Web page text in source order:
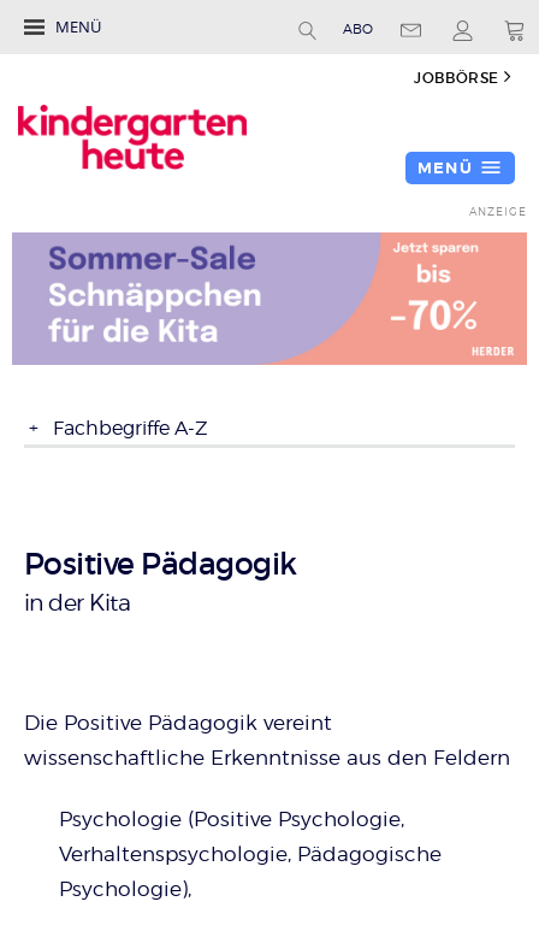
MENÜ
JOBBÖRSE
ABO
MENÜ
Fachbegriffe A-Z
Positive Pädagogik
:
in der Kita
Die Positive Pädagogik vereint
wissenschaftliche Erkenntnisse aus den Feldern
Psychologie (Positive Psychologie,
Verhaltenspsychologie, Pädagogische
Psychologie),